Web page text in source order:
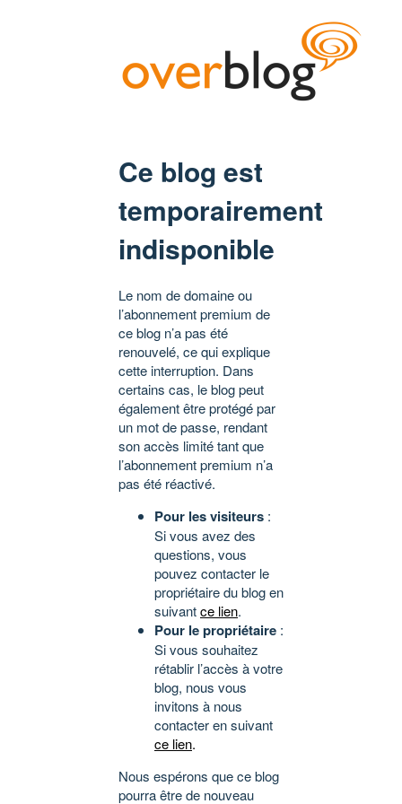
Ce blog est
temporairement
indisponible
Le nom de domaine ou
l’abonnement premium de
ce blog n’a pas été
renouvelé, ce qui explique
cette interruption. Dans
certains cas, le blog peut
également être protégé par
un mot de passe, rendant
son accès limité tant que
l’abonnement premium n’a
pas été réactivé.
Pour les visiteurs :
Si vous avez des
questions, vous
pouvez contacter le
propriétaire du blog en
suivantce lien.
Pour le propriétaire :
Si vous souhaitez
rétablir l’accès à votre
blog, nous vous
invitons à nous
contacter en suivant
ce lien.
Nous espérons que ce blog
pourra être de nouveau